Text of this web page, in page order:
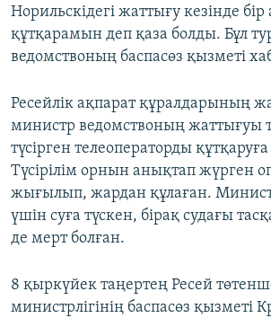
Норильскідегі жаттығу кезінде
құтқарамын деп қаза болды. Бұл
ведомствоның баспасөз қызметі
Ресейлік ақпарат құралдарының
министр ведомствоның жаттығуы
түсірген телеоператорды
Түсірілім орнын анықтап жүрген
жығылып, жардан құлаған.
үшін суға түскен, бірақ судағы
де мерт болған.
8 қыркүйек таңертең Ресей
министрлігінің баспасөз қызметі